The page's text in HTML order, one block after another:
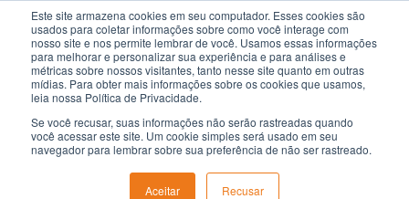
Este site armazena cookies em seu computador. Esses cookies são
usados para coletar informações sobre como você interage com
nosso site e nos permite lembrar de você. Usamos essas informações
para melhorar e personalizar sua experiência e para análises e
métricas sobre nossos visitantes, tanto nesse site quanto em outras
mídias. Para obter mais informações sobre os cookies que usamos,
leia nossa Política de Privacidade.
Se você recusar, suas informações não serão rastreadas quando
você acessar este site. Um cookie simples será usado em seu
navegador para lembrar sobre sua preferência de não ser rastreado.
Aceitar Recusar
Pular
para
Conteúdo
Impressora 3D Industrial
HeyGears Reflex 2